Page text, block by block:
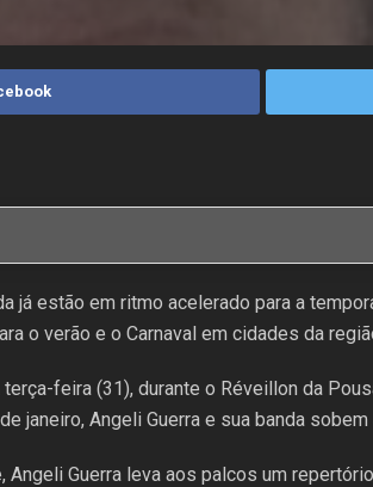
já estão em ritmo acelerado para a
o verão e o Carnaval em cidades da
feira (31), durante o Réveillon da
janeiro, Angeli Guerra e sua banda
Guerra leva aos palcos um